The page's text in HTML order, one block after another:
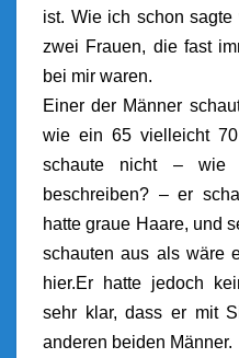
ist. Wie ich schon
zwei Frauen, die fast
bei mir waren.
Einer der Männer
wie ein 65 vielleicht
schaute nicht –
beschreiben? – er
hatte graue Haare, und
schauten aus als wäre
hier.Er hatte jedoch
sehr klar, dass er mit
anderen beiden Männer.